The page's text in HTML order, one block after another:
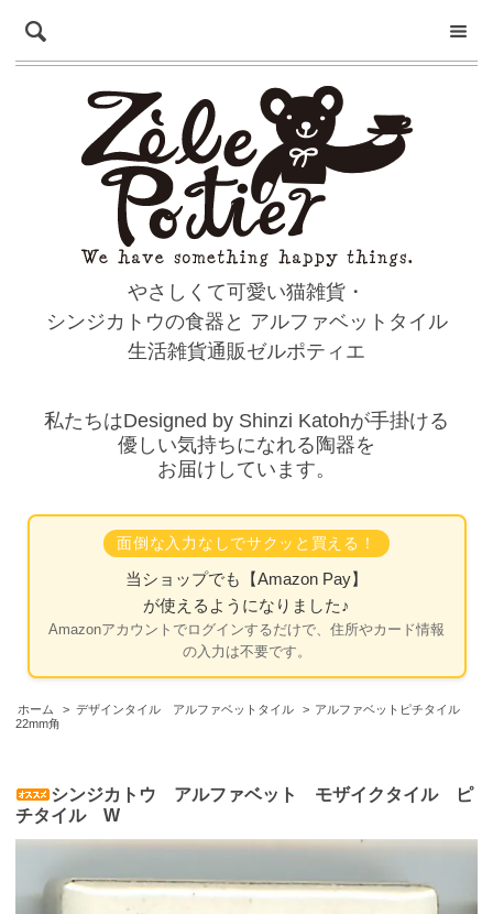
やさしくて可愛い猫雑貨・
シンジカトウの食器と アルファベットタイル
生活雑貨通販ゼルポティエ
私たちはDesigned by Shinzi Katohが手掛ける
優しい気持ちになれる陶器を
お届けしています。
面倒な入力なしでサクッと買える！
当ショップでも
【Amazon Pay】
が使えるようになりました♪
Amazonアカウントでログインするだけで、住所やカード情報
の入力は不要です。
ホーム > デザインタイル アルファベットタイル > アルファベットピチタイル
22mm角
シンジカトウ アルファベット モザイクタイル ピ
チタイル W